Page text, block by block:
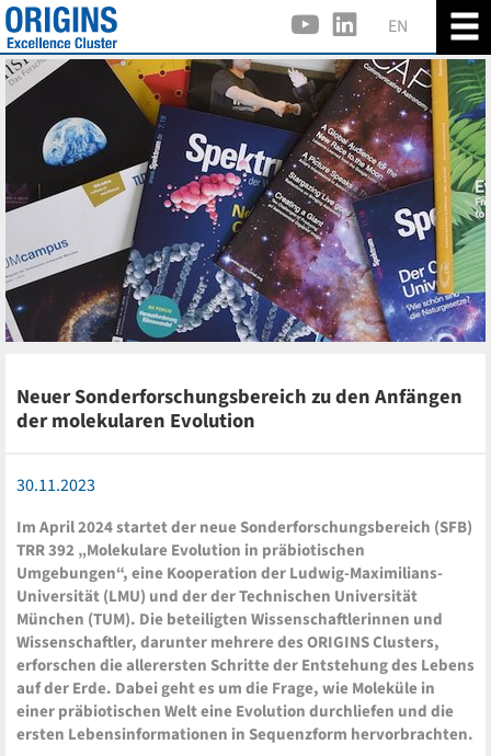
EN
Neuer Sonderforschungsbereich zu den Anfängen
der molekularen Evolution
30.11.2023
Im April 2024 startet der neue Sonderforschungsbereich (SFB)
TRR 392 „Molekulare Evolution in präbiotischen
Umgebungen“, eine Kooperation der Ludwig-Maximilians-
Universität (LMU) und der der Technischen Universität
München (TUM). Die beteiligten Wissenschaftlerinnen und
Wissenschaftler, darunter mehrere des ORIGINS Clusters,
erforschen die allerersten Schritte der Entstehung des Lebens
auf der Erde. Dabei geht es um die Frage, wie Moleküle in
einer präbiotischen Welt eine Evolution durchliefen und die
ersten Lebensinformationen in Sequenzform hervorbrachten.